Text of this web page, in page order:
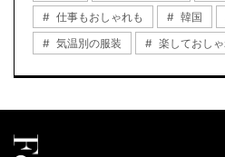
仕事もおしゃれも
韓国
気温別の服装
楽しておし